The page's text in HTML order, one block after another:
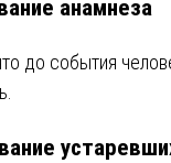
анамнеза
до события